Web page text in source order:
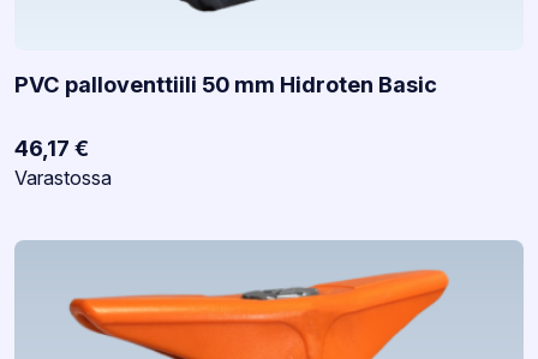
PVC palloventtiili 50 mm Hidroten Basic
46,17 €
Varastotilanne:
Varastossa